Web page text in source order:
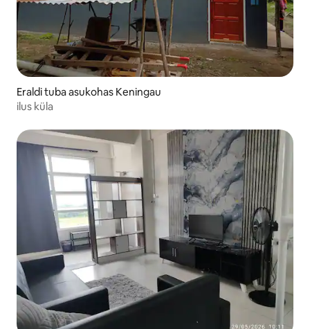
Eraldi tuba asukohas Keningau
ilus küla